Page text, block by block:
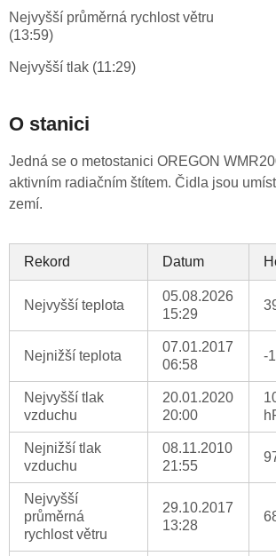
Nejvyšší průměrná rychlost větru
(13:59)
Nejvyšší tlak (11:29)
O stanici
Jedná se o metostanici OREGON
aktivním radiačním štítem. Čidla jsou
zemí.
Rekord Datum
Nejvyšší teplota
05.08.2026
15:29
Nejnižší teplota
07.01.2017
06:58
-
Nejvyšší tlak
vzduchu
20.01.2020
20:00
Nejnižší tlak
vzduchu
08.11.2010
21:55
Nejvyšší
průměrná
rychlost větru
29.10.2017
13:28